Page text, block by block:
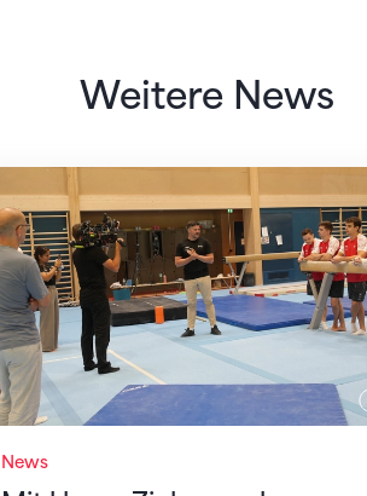
Weitere News
News
klaren Zielen nach Zagreb